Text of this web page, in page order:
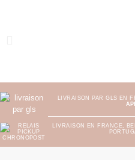
LIVRAISON PAR GLS EN
LIVRAISON EN FRANCE,